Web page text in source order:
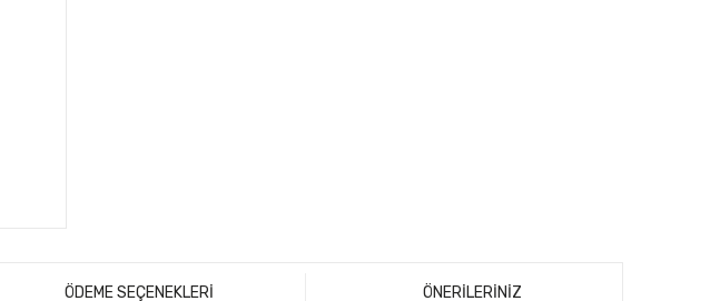
ÖDEME SEÇENEKLERİ ÖNERİLERİNİZ